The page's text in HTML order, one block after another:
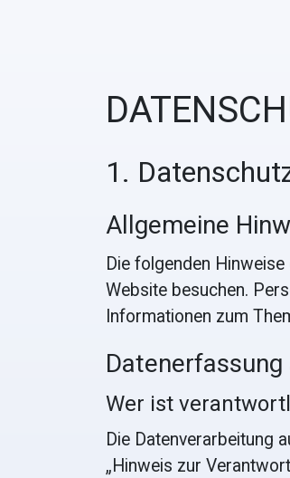
1.
Allgemeine
Die folgenden
Website besuchen.
Informationen zum
Wer ist
Die Datenverarbeitung
„Hinweis zur